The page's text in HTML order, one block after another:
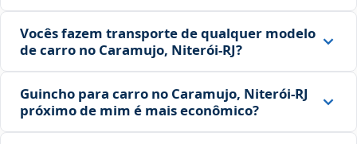
Vocês fazem transporte de qualquer modelo
de carro no Caramujo, Niterói‑RJ?
Guincho para carro no Caramujo, Niterói‑RJ
próximo de mim é mais econômico?